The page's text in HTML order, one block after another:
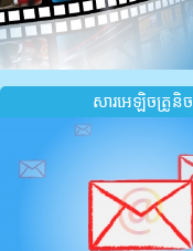
សារអេឡិចត្រូនិច